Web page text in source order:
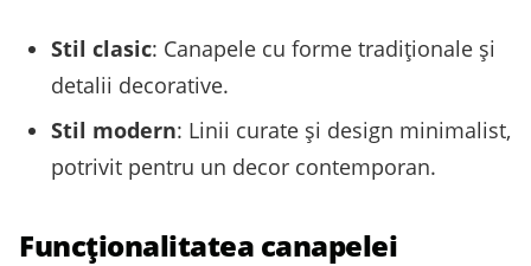
Stil clasic: Canapele cu forme tradiționale și
detalii decorative.
Stil modern: Linii curate și design minimalist,
potrivit pentru un decor contemporan.
Funcționalitatea canapelei